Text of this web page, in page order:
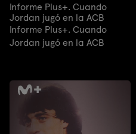
Informe Plus+. Cuando
Jordan jugó en la ACB
Informe Plus+. Cuando
Jordan jugó en la ACB